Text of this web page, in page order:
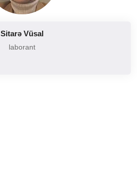
Sitarə Vüsal
laborant